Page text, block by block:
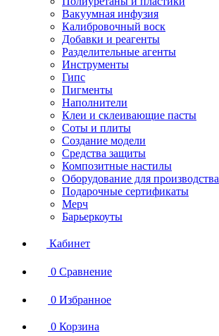
Вакуумная инфузия
Калибровочный воск
Добавки и реагенты
Разделительные агенты
Инструменты
Гипс
Пигменты
Наполнители
Клеи и склеивающие пасты
Соты и плиты
Создание модели
Средства защиты
Композитные настилы
Оборудование для производства
Подарочные сертификаты
Мерч
Барьеркоуты
Кабинет
0 Сравнение
0 Избранное
0 Корзина